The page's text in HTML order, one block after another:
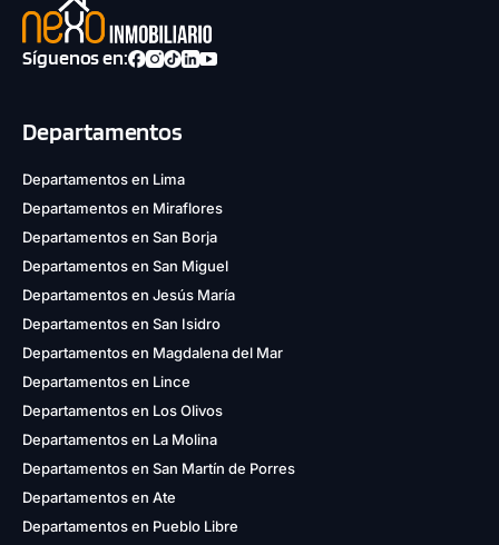
Síguenos en:
Departamentos
Departamentos en Lima
Departamentos en Miraflores
Departamentos en San Borja
Departamentos en San Miguel
Departamentos en Jesús María
Departamentos en San Isidro
Departamentos en Magdalena del Mar
Departamentos en Lince
Departamentos en Los Olivos
Departamentos en La Molina
Departamentos en San Martín de Porres
Departamentos en Ate
Departamentos en Pueblo Libre